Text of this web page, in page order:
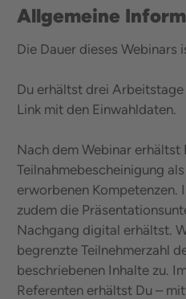
Allgemeine
Die Dauer dieses Webinars
Du erhältst drei
Link mit den Einwahldaten.
Nach dem Webinar erhältst
Teilnahmebescheinigung
erworbenen Kompetenzen.
zudem die
Nachgang digital erhältst.
begrenzte Teilnehmerzahl
beschriebenen Inhalte zu.
Referenten erhältst Du –